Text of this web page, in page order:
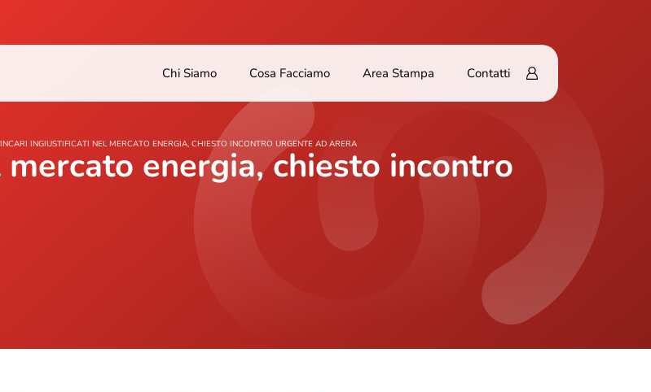
Chi Siamo Cosa Facciamo Area Stampa Contatti
INGIUSTIFICATI NEL MERCATO ENERGIA, CHIESTO INCONTRO URGENTE AD ARERA
energia, chiesto incontro